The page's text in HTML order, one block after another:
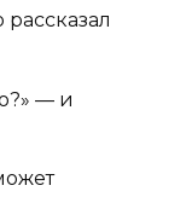
— и